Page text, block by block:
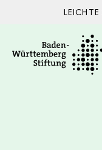
Zum Inhalt
LEICHTE